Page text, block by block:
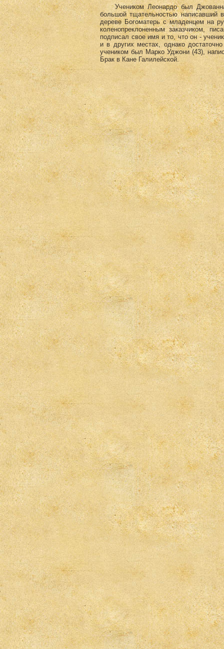
Учеником Леонардо был
большой тщательностью написавший
дереве Богоматерь с младенцем на
коленопреклоненным заказчиком,
подписал свое имя и то, что он -
и в других местах, однако
учеником был Марко Уджони (43),
Брак в Кане Галилейской.